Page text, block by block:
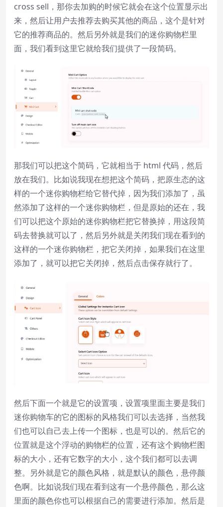
cross sell，那你去加购的时候它就会在这个位置显示出
来，然后让用户去推荐去购买其他的商品，这个是针对
它的推荐商品的。然后另外就是我们的迷你购物栏里
面，我们看到这里它就给我们提供了一段简码。
那我们可以把这个简码，它就相当于 html 代码，然后
放在我们。比如说我现在想把这个简码，把原生态的这
样的一个迷你购物栏给它替代掉，因为我们添加了，虽
然添加了这样的一个迷你购物栏，但是原始的还在，我
们可以把这个原始的迷你购物栏把它替换掉，用这段简
码去替换就可以了，然后另外就是关闭我们现在看到的
这样的一个迷你购物栏，把它关闭掉，如果我们在这里
添加了，就可以把它关闭掉，然后点击保存就行了。
然后下面一个就是它的设置项，设置项里面主要是我们
迷你购物车的它的图标的风格我们可以去选择，当然我
们也可以自己去上传一个图标，也是可以的。然后它的
位置就是这个浮动的购物栏的位置，还有这个购物栏图
标的大小，还有它数字的大小，这个我们都可以去调
整。另外就是它的颜色风格，就是默认的颜色，悬停颜
色啊。比如说我们现在看到这有一个悬停颜色，那么这
里面的颜色你也可以根据自己的需要进行添加。然后是